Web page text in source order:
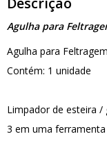
Agulha para
Agulha para
Contém: 1 unidade
Limpador de esteira /
3 em uma